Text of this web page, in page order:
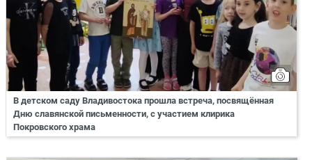
В детском саду Владивостока прошла встреча, посвящённая
Дню славянской письменности, с участием клирика
Покровского храма